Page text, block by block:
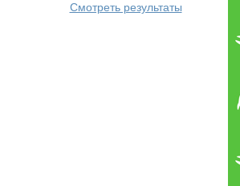
Смотреть результаты